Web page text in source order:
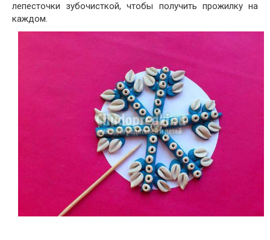
лепесточки зубочисткой, чтобы получить прожилку на
каждом.